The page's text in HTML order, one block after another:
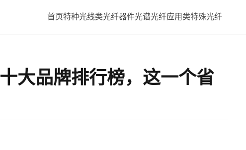
首页特种光线类光纤器件光谱光纤应用类特殊光纤
大品牌排行榜，这一个省